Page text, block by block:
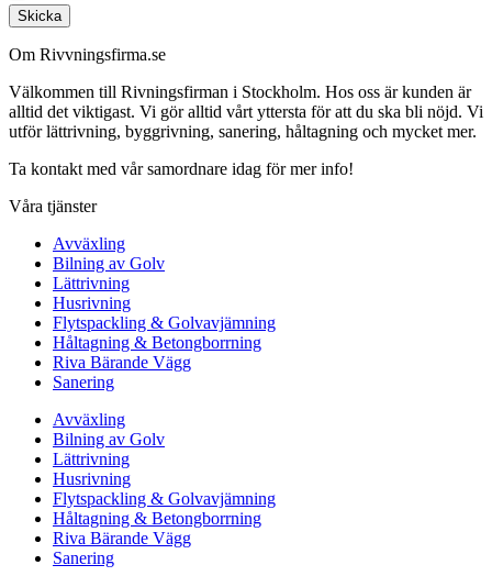
Skicka
Om Rivvningsfirma.se
Välkommen till Rivningsfirman i Stockholm. Hos oss är kunden är
alltid det viktigast. Vi gör alltid vårt yttersta för att du ska bli nöjd. Vi
utför lättrivning, byggrivning, sanering, håltagning och mycket mer.
Ta kontakt med vår samordnare idag för mer info!
Våra tjänster
Avväxling
Bilning av Golv
Lättrivning
Husrivning
Flytspackling & Golvavjämning
Håltagning & Betongborrning
Riva Bärande Vägg
Sanering
Avväxling
Bilning av Golv
Lättrivning
Husrivning
Flytspackling & Golvavjämning
Håltagning & Betongborrning
Riva Bärande Vägg
Sanering